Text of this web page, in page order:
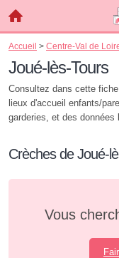
Accueil > Centre-Val de
Joué-lès-Tours
Consultez dans cette
lieux d'accueil enfants/
garderies, et des
Crèches de Joué-
Vous